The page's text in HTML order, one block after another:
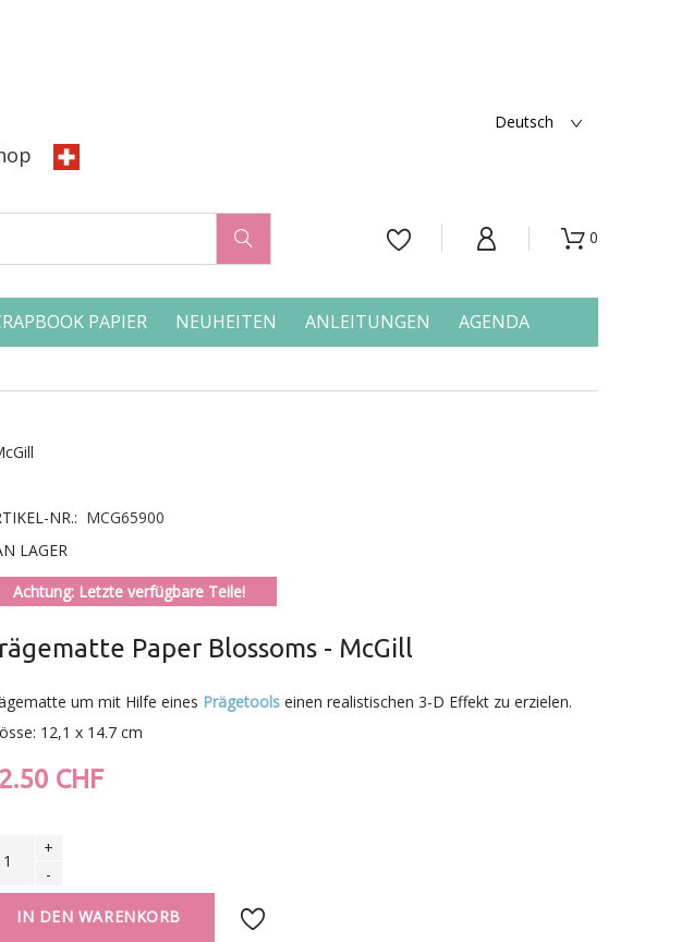
Deutsch
    0
PAPIER NEUHEITEN ANLEITUNGEN AGENDA
NR.: MCG65900
LAGER
Achtung: Letzte verfügbare Teile!
Paper Blossoms - McGill
um mit Hilfe eines Prägetoolseinen realistischen 3-D Effekt zu erzielen.
12,1 x 14.7 cm
CHF
+
-
IN DEN WARENKORB 